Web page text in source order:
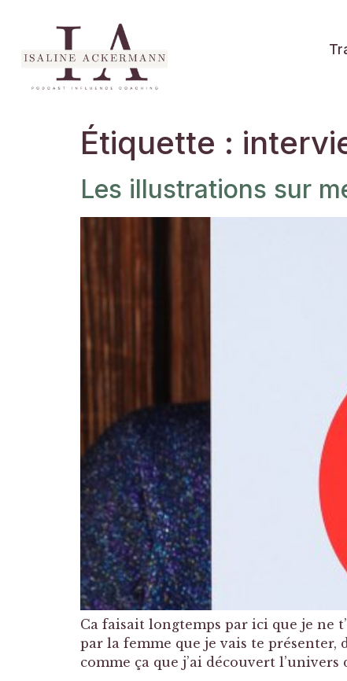
Étiquette :
Les illustrations sur
Ca faisait longtemps par ici que je ne
par la femme que je vais te présenter,
comme ça que j’ai découvert l’univers